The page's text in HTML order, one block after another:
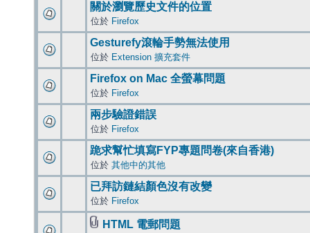
關於瀏覽歷史文件的位置
位於 Firefox
Gesturefy滾輪手勢無法使用
位於 Extension 擴充套件
Firefox on Mac 全螢幕問題
位於 Firefox
兩步驗證錯誤
位於 Firefox
跪求幫忙填寫FYP專題問卷(來自香港)
位於 其他中的其他
已拜訪鏈結顏色沒有改變
位於 Firefox
HTML 電郵問題